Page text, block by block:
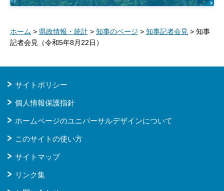
ホーム > 県政情報・統計 > 知事のページ > 知事記者会見 > 知事
記者会見（令和5年8月22日）
サイトポリシー
個人情報保護指針
ホームページのユニバーサルデザインについて
このサイトの使い方
サイトマップ
リンク集